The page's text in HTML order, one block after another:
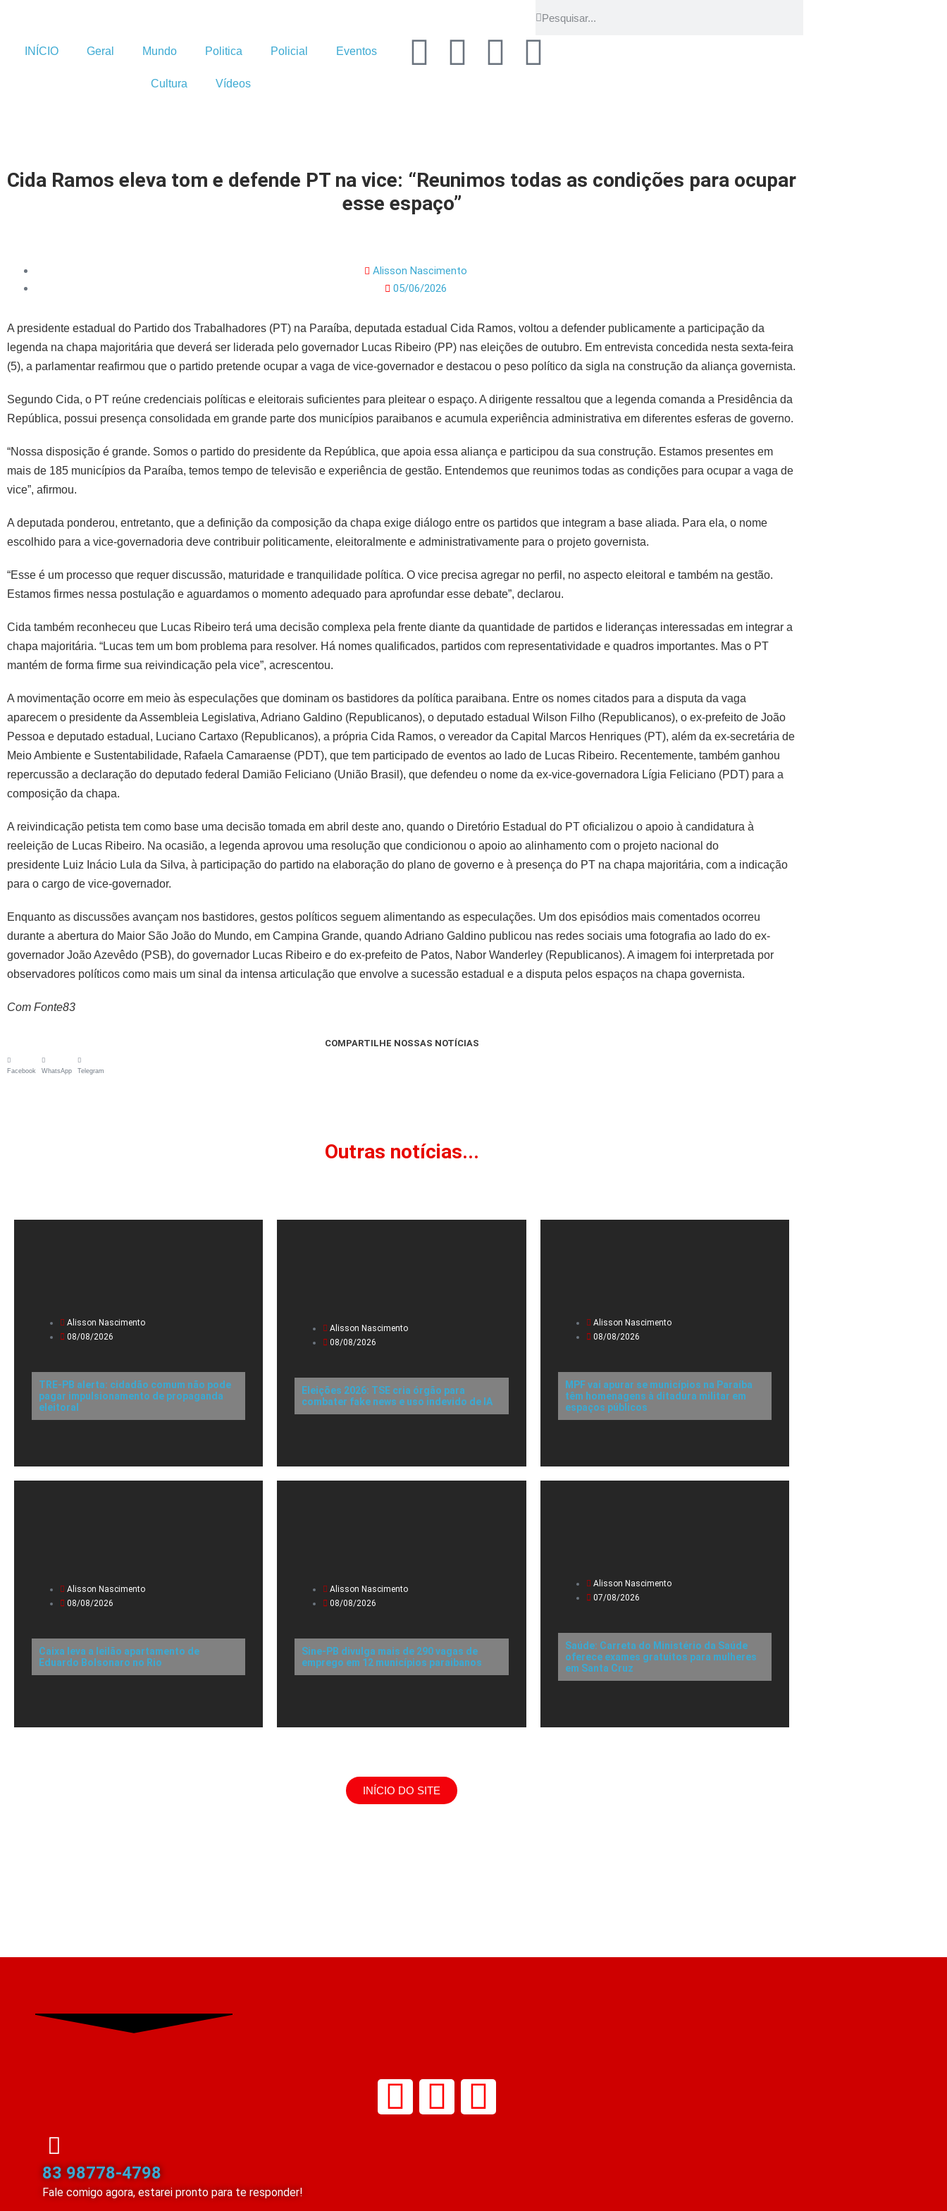
INÍCIO Geral Mundo Politica Policial Eventos
Cultura Vídeos
Cida Ramos eleva tom e defende PT na vice: “Reunimos todas as condições para ocupar
esse espaço”
Alisson Nascimento
05/06/2026
A presidente estadual do Partido dos Trabalhadores (PT) na Paraíba, deputada estadual Cida Ramos, voltou a defender publicamente a participação da
legenda na chapa majoritária que deverá ser liderada pelo governador Lucas Ribeiro (PP) nas eleições de outubro. Em entrevista concedida nesta sexta-feira
(5), a parlamentar reafirmou que o partido pretende ocupar a vaga de vice-governador e destacou o peso político da sigla na construção da aliança governista.
Segundo Cida, o PT reúne credenciais políticas e eleitorais suficientes para pleitear o espaço. A dirigente ressaltou que a legenda comanda a Presidência da
República, possui presença consolidada em grande parte dos municípios paraibanos e acumula experiência administrativa em diferentes esferas de governo.
“Nossa disposição é grande. Somos o partido do presidente da República, que apoia essa aliança e participou da sua construção. Estamos presentes em
mais de 185 municípios da Paraíba, temos tempo de televisão e experiência de gestão. Entendemos que reunimos todas as condições para ocupar a vaga de
vice”, afirmou.
A deputada ponderou, entretanto, que a definição da composição da chapa exige diálogo entre os partidos que integram a base aliada. Para ela, o nome
escolhido para a vice-governadoria deve contribuir politicamente, eleitoralmente e administrativamente para o projeto governista.
“Esse é um processo que requer discussão, maturidade e tranquilidade política. O vice precisa agregar no perfil, no aspecto eleitoral e também na gestão.
Estamos firmes nessa postulação e aguardamos o momento adequado para aprofundar esse debate”, declarou.
Cida também reconheceu que Lucas Ribeiro terá uma decisão complexa pela frente diante da quantidade de partidos e lideranças interessadas em integrar a
chapa majoritária. “Lucas tem um bom problema para resolver. Há nomes qualificados, partidos com representatividade e quadros importantes. Mas o PT
mantém de forma firme sua reivindicação pela vice”, acrescentou.
A movimentação ocorre em meio às especulações que dominam os bastidores da política paraibana. Entre os nomes citados para a disputa da vaga
aparecem o presidente da Assembleia Legislativa, Adriano Galdino (Republicanos), o deputado estadual Wilson Filho (Republicanos), o ex-prefeito de João
Pessoa e deputado estadual, Luciano Cartaxo (Republicanos), a própria Cida Ramos, o vereador da Capital Marcos Henriques (PT), além da ex-secretária de
Meio Ambiente e Sustentabilidade, Rafaela Camaraense (PDT), que tem participado de eventos ao lado de Lucas Ribeiro. Recentemente, também ganhou
repercussão a declaração do deputado federal Damião Feliciano (União Brasil), que defendeu o nome da ex-vice-governadora Lígia Feliciano (PDT) para a
composição da chapa.
A reivindicação petista tem como base uma decisão tomada em abril deste ano, quando o Diretório Estadual do PT oficializou o apoio à candidatura à
reeleição de Lucas Ribeiro. Na ocasião, a legenda aprovou uma resolução que condicionou o apoio ao alinhamento com o projeto nacional do
presidente Luiz Inácio Lula da Silva, à participação do partido na elaboração do plano de governo e à presença do PT na chapa majoritária, com a indicação
para o cargo de vice-governador.
Enquanto as discussões avançam nos bastidores, gestos políticos seguem alimentando as especulações. Um dos episódios mais comentados ocorreu
durante a abertura do Maior São João do Mundo, em Campina Grande, quando Adriano Galdino publicou nas redes sociais uma fotografia ao lado do ex-
governador João Azevêdo (PSB), do governador Lucas Ribeiro e do ex-prefeito de Patos, Nabor Wanderley (Republicanos). A imagem foi interpretada por
observadores políticos como mais um sinal da intensa articulação que envolve a sucessão estadual e a disputa pelos espaços na chapa governista.
Com Fonte83
COMPARTILHE NOSSAS NOTÍCIAS
Facebook WhatsApp Telegram
Outras notícias...
Alisson Nascimento
08/08/2026
TRE-PB alerta: cidadão comum não pode
pagar impulsionamento de propaganda
eleitoral
Alisson Nascimento
08/08/2026
Eleições 2026: TSE cria órgão para
combater fake news e uso indevido de IA
Alisson Nascimento
08/08/2026
MPF vai apurar se municípios na Paraíba
têm homenagens à ditadura militar em
espaços públicos
Alisson Nascimento
08/08/2026
Caixa leva a leilão apartamento de
Eduardo Bolsonaro no Rio
Alisson Nascimento
08/08/2026
Sine-PB divulga mais de 290 vagas de
emprego em 12 municípios paraibanos
Alisson Nascimento
07/08/2026
Saúde: Carreta do Ministério da Saúde
oferece exames gratuitos para mulheres
em Santa Cruz
INÍCIO DO SITE
83 98778-4798
Fale comigo agora, estarei pronto para te responder!